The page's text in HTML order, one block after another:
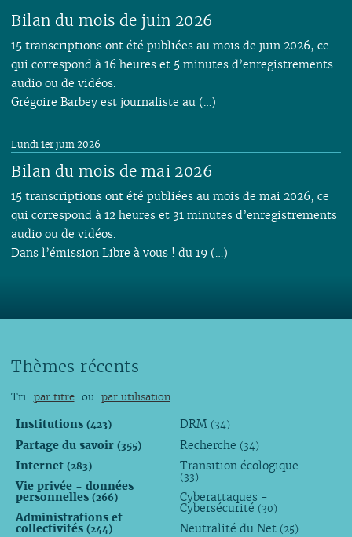
Bilan du mois de juin 2026
15 transcriptions ont été publiées au mois de juin 2026, ce
qui correspond à 16 heures et 5 minutes d’enregistrements
audio ou de vidéos.
Grégoire Barbey est journaliste au (…)
Bilan du mois de mai 2026
Lundi 1er juin 2026
15 transcriptions ont été publiées au mois de mai 2026, ce
qui correspond à 12 heures et 31 minutes d’enregistrements
audio ou de vidéos.
Dans l’émission Libre à vous ! du 19 (…)
Thèmes récents
Tri par titre ou par utilisation
Institutions (423)
Partage du savoir (355)
Internet (283)
Vie privée - données
personnelles (266)
Administrations et
collectivités (244)
DRM (34)
Recherche (34)
Transition écologique
(33)
Cyberattaques -
Cybersécurité (30)
Neutralité du Net (25)